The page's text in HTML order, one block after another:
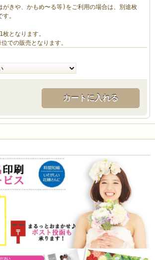
きや、かもめ〜る等)をご利用の場合は、別途枚
。
となります。
での販売となります。
カートに入れる